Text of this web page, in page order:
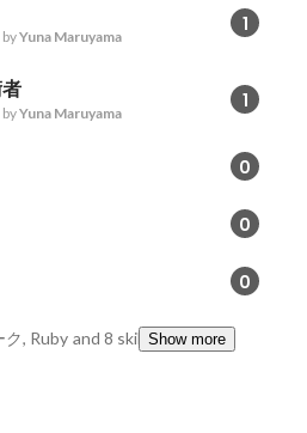
1
Yuna Maruyama
1
Yuna Maruyama
0
0
0
ク, Ruby and 8 skillsShow more